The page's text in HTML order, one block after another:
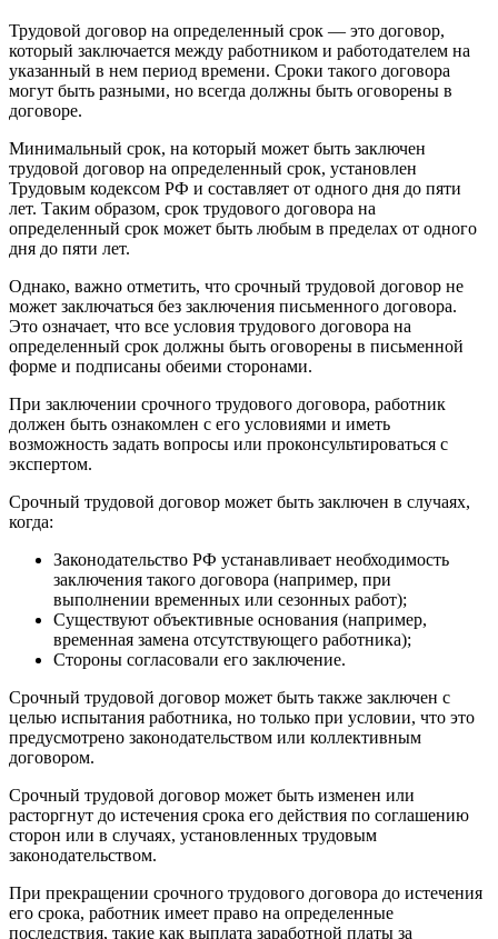
Трудовой договор на определенный срок — это договор,
который заключается между работником и работодателем на
указанный в нем период времени. Сроки такого договора
могут быть разными, но всегда должны быть оговорены в
договоре.
Минимальный срок, на который может быть заключен
трудовой договор на определенный срок, установлен
Трудовым кодексом РФ и составляет от одного дня до пяти
лет. Таким образом, срок трудового договора на
определенный срок может быть любым в пределах от одного
дня до пяти лет.
Однако, важно отметить, что срочный трудовой договор не
может заключаться без заключения письменного договора.
Это означает, что все условия трудового договора на
определенный срок должны быть оговорены в письменной
форме и подписаны обеими сторонами.
При заключении срочного трудового договора, работник
должен быть ознакомлен с его условиями и иметь
возможность задать вопросы или проконсультироваться с
экспертом.
Срочный трудовой договор может быть заключен в случаях,
когда:
Законодательство РФ устанавливает необходимость
заключения такого договора (например, при
выполнении временных или сезонных работ);
Существуют объективные основания (например,
временная замена отсутствующего работника);
Стороны согласовали его заключение.
Срочный трудовой договор может быть также заключен с
целью испытания работника, но только при условии, что это
предусмотрено законодательством или коллективным
договором.
Срочный трудовой договор может быть изменен или
расторгнут до истечения срока его действия по соглашению
сторон или в случаях, установленных трудовым
законодательством.
При прекращении срочного трудового договора до истечения
его срока, работник имеет право на определенные
последствия, такие как выплата заработной платы за